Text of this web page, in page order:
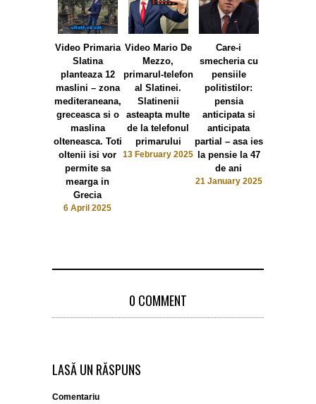
Video Primaria
Slatina
planteaza 12
maslini – zona
mediteraneana,
greceasca si o
maslina
olteneasca. Toti
oltenii isi vor
permite sa
mearga in
Grecia
6 April 2025
Video Mario De
Mezzo,
primarul-telefon
al Slatinei.
Slatinenii
asteapta multe
de la telefonul
primarului
13 February 2025
Care-i
smecheria cu
pensiile
politistilor:
pensia
anticipata si
anticipata
partial – asa ies
la pensie la 47
de ani
21 January 2025
0 COMMENT
LASĂ UN RĂSPUNS
Comentariu